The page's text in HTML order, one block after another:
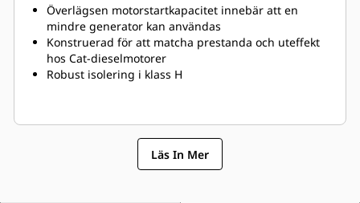
Överlägsen motorstartkapacitet innebär att en
mindre generator kan användas
Konstruerad för att matcha prestanda och uteffekt
hos Cat-dieselmotorer
Robust isolering i klass H
Läs In Mer